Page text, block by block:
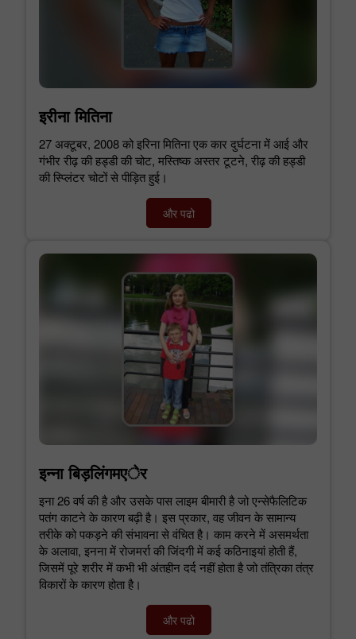
इरीना मितिना
27 अक्टूबर, 2008 को इरिना मितिना एक कार दुर्घटना में आई और
गंभीर रीढ़ की हड्डी की चोट, मस्तिष्क अस्तर टूटने, रीढ़ की हड्डी
की स्प्लिंटर चोटों से पीड़ित हुई।
और पढो
इन्ना बिड़लिंगमएेर
इना 26 वर्ष की है और उसके पास लाइम बीमारी है जो एन्सेफैलिटिक
पतंग काटने के कारण बढ़ी है। इस प्रकार, वह जीवन के सामान्य
तरीके को पकड़ने की संभावना से वंचित है। काम करने में असमर्थता
के अलावा, इनना में रोजमर्रा की जिंदगी में कई कठिनाइयां होती हैं,
जिसमें पूरे शरीर में कभी भी अंतहीन दर्द नहीं होता है जो तंत्रिका तंत्र
विकारों के कारण होता है।
और पढो